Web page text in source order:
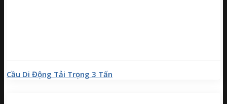
Cầu Di Động Tải Trọng 3 Tấn